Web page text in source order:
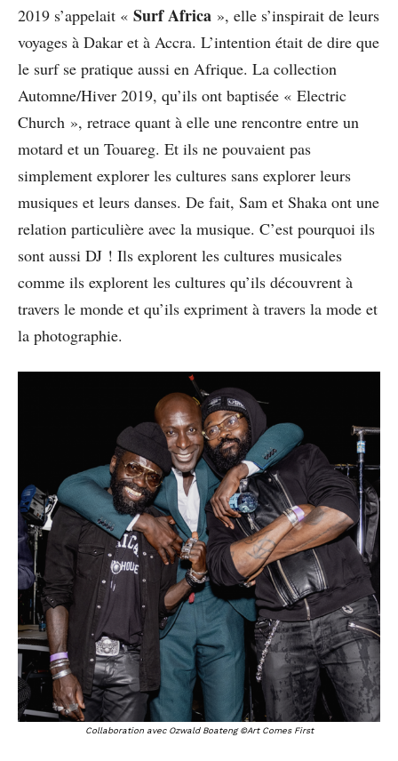
2019 s’appelait « Surf Africa », elle s’inspirait de leurs
voyages à Dakar et à Accra. L’intention était de dire que
le surf se pratique aussi en Afrique. La collection
Automne/Hiver 2019, qu’ils ont baptisée « Electric
Church », retrace quant à elle une rencontre entre un
motard et un Touareg. Et ils ne pouvaient pas
simplement explorer les cultures sans explorer leurs
musiques et leurs danses. De fait, Sam et Shaka ont une
relation particulière avec la musique. C’est pourquoi ils
sont aussi DJ ! Ils explorent les cultures musicales
comme ils explorent les cultures qu’ils découvrent à
travers le monde et qu’ils expriment à travers la mode et
la photographie.
Collaboration avec Ozwald Boateng ©Art Comes First